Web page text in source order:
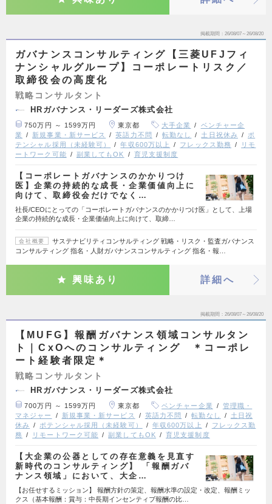
掲載期間 26/08/07～26/08/20
ガバナンスコンサルティング【三菱UFJフィ
ナンシャルグループ】コーポレートリスク／
取締役会の高度化
戦略コンサルタント
HRガバナンス・リーダーズ株式会社
750万円 ～ 1599万円 東京都 大手企業
ベンチャー企
業
新規事業・新サービス 英語力不問 転勤なし 土日祝休み
ポ
テンシャル採用（未経験可）
年収600万以上 フレックス勤務
リモ
ートワーク可能
副業してもOK 育児支援制度
【コーポレートガバナンスのかかりつけ
医】企業の持続的な成長・企業価値向上に
向けて、取締役会だけでなく…
社長/CEOにとっての「コーポレートガバナンスのかかりつけ医」として、上場
企業の持続的な成長・企業価値向上に向けて、取締…
会社概要
サステナビリティコンサルティング 戦略・リスク・監査ガバナンス
コンサルティング 指名・人財ガバナンスコンサルティング 指名・報…
興味あり 詳細へ
掲載期間 26/08/07～26/08/20
【MUFG】報酬ガバナンス領域コンサルタン
ト｜CxOへのコンサルティング ＊コーポレ
ート経験者限定＊
戦略コンサルタント
HRガバナンス・リーダーズ株式会社
700万円 ～ 1599万円 東京都 ベンチャー企業
管理職・
マネジャー
新規事業・新サービス 英語力不問 転勤なし
土日祝
休み
ポテンシャル採用（未経験可） 年収600万以上
フレックス勤
務
リモートワーク可能 副業してもOK 育児支援制度
【大企業の公器としての存在意義を見直す
新時代のコンサルティング】 「報酬ガバ
ナンス領域」において、大企…
【お任せするミッション】 報酬方針の策定、報酬水準の設定・改定、報酬ミッ
クス（基本報酬：賞与：中長期インセンティブ報酬の比…